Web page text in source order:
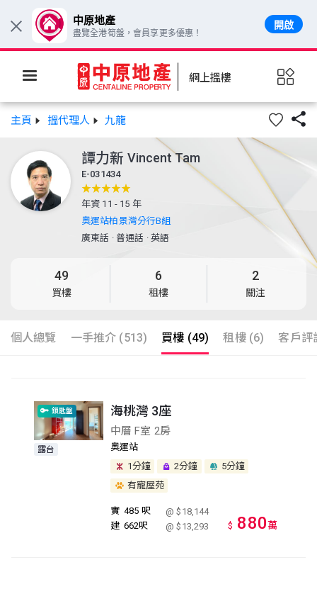
網上搵樓
主頁 搵代理人 九龍 
譚力新 Vincent Tam
E-031434
年資 11 - 15 年
奧運站柏景灣分行B組
廣東話 ·普通話 ·英語
49
買樓
6
租樓
2
關注
個人總覽 一手推介 (513) 買樓 (49) 租樓 (6) 客戶評
鎖匙盤
露台
海桃灣 3座
中層 F室 2房
奧運站
1分鐘
2分鐘
5分鐘
有寵屋苑
實 485 呎
@ $18,144
建 662呎 @ $13,293 $ 880萬
× 中原地產
盡覽全港筍盤，會員享更多優惠！
開啟